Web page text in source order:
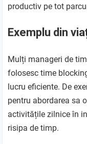
productiv pe tot
Exemplu din
Mulți manageri de
folosesc time
lucru eficiente. De
pentru abordarea sa
activitățile zilnice în
risipa de timp.